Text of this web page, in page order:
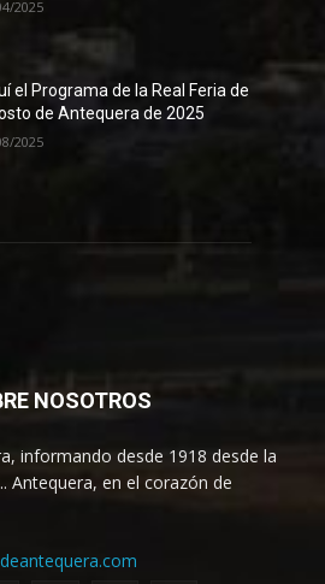
2025
el Programa de la Real Feria de
de Antequera de 2025
2025
NOSOTROS
informando desde 1918 desde la
Antequera, en el corazón de